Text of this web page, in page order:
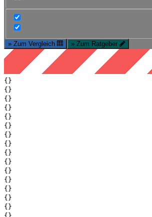
» Zum Vergleich » Zum Ratgeber
{}
{}
{}
{}
{}
{}
{}
{}
{}
{}
{}
{}
{}
{}
{}